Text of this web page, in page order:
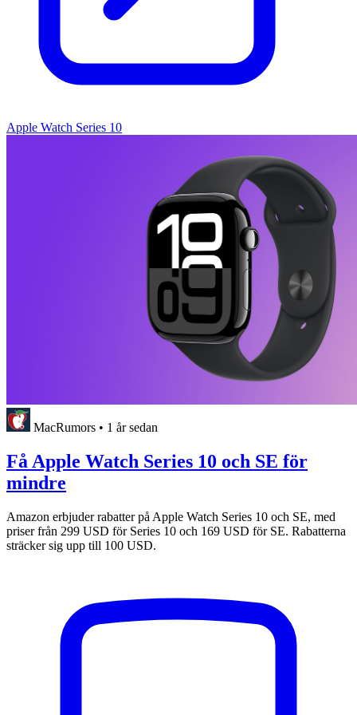
Apple Watch Series 10
MacRumors • 1 år sedan
Få Apple Watch Series 10 och SE för
mindre
Amazon erbjuder rabatter på Apple Watch Series 10 och SE, med
priser från 299 USD för Series 10 och 169 USD för SE. Rabatterna
sträcker sig upp till 100 USD.